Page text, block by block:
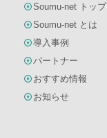
Soumu-net トップ
Soumu-net とは
導入事例
パートナー
おすすめ情報
お知らせ